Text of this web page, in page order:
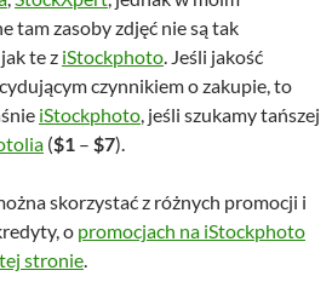
te ziStockphoto. Jeśli jakość
czynnikiem o zakupie, to
iStockphoto, jeśli szukamy tańszej
($1–$7).
skorzystać z różnych promocji i
stronie.